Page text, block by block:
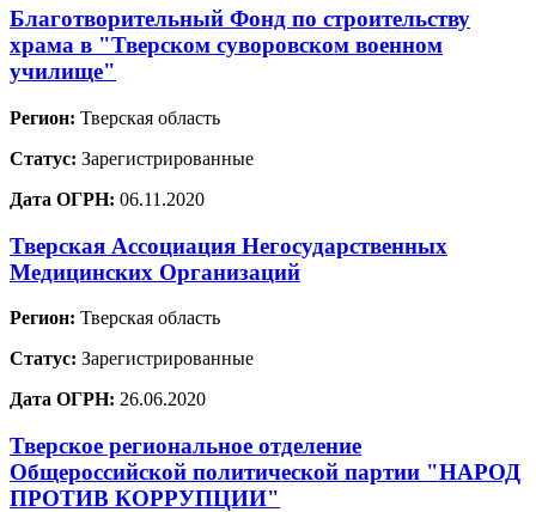
Благотворительный Фонд по строительству
храма в "Тверском суворовском военном
училище"
Регион: Тверская область
Статус: Зарегистрированные
Дата ОГРН: 06.11.2020
Тверская Ассоциация Негосударственных
Медицинских Организаций
Регион: Тверская область
Статус: Зарегистрированные
Дата ОГРН: 26.06.2020
Тверское региональное отделение
Общероссийской политической партии "НАРОД
ПРОТИВ КОРРУПЦИИ"